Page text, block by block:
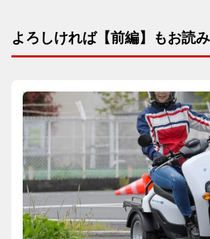
よろしければ【前編】もお読